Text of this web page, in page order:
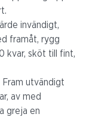
invändigt,
framåt, rygg
kvar, sköt till fint,
Fram utvändigt
av med
greja en